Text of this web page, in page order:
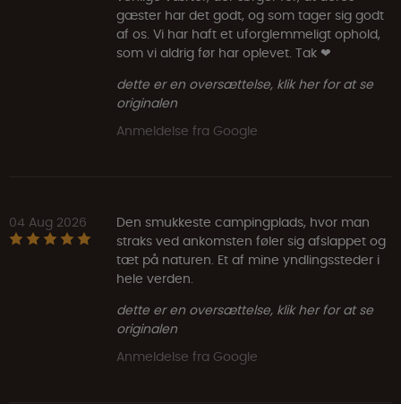
gæster har det godt, og som tager sig godt
af os. Vi har haft et uforglemmeligt ophold,
som vi aldrig før har oplevet. Tak ❤
dette er en oversættelse, klik her for at se
originalen
Anmeldelse fra Google
04 Aug 2026
Den smukkeste campingplads, hvor man
straks ved ankomsten føler sig afslappet og
tæt på naturen. Et af mine yndlingssteder i
hele verden.
dette er en oversættelse, klik her for at se
originalen
Anmeldelse fra Google